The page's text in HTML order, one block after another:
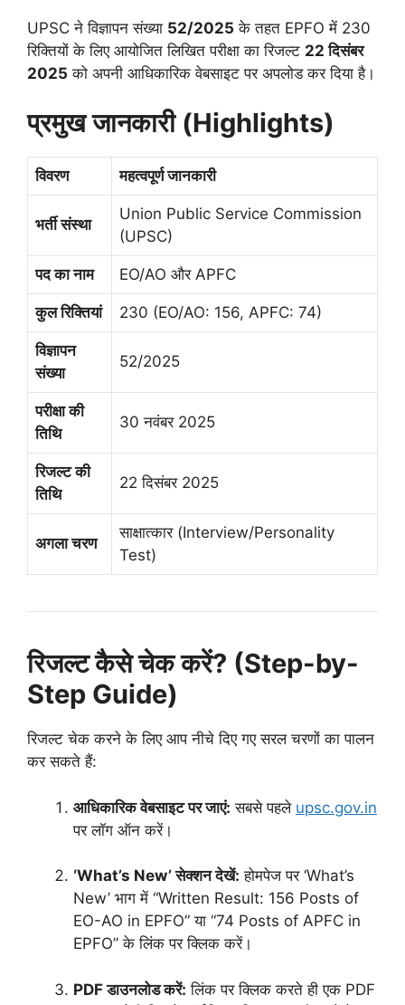
UPSC ने विज्ञापन संख्या 52/2025 के तहत EPFO में 230
रिक्तियों के लिए आयोजित लिखित परीक्षा का रिजल्ट 22 दिसंबर
2025 को अपनी आधिकारिक वेबसाइट पर अपलोड कर दिया है।
प्रमुख जानकारी (Highlights)
विवरण महत्वपूर्ण जानकारी
भर्ती संस्था
Union Public Service Commission
(UPSC)
पद का नाम EO/AO और APFC
कुल रिक्तियां 230 (EO/AO: 156, APFC: 74)
विज्ञापन
संख्या
52/2025
परीक्षा की
तिथि
30 नवंबर 2025
रिजल्ट की
तिथि
22 दिसंबर 2025
अगला चरण
साक्षात्कार (Interview/Personality
Test)
रिजल्ट कैसे चेक करें? (Step-by-
Step Guide)
रिजल्ट चेक करने के लिए आप नीचे दिए गए सरल चरणों का पालन
कर सकते हैं:
आधिकारिक वेबसाइट पर जाएं: सबसे पहले upsc.gov.in
पर लॉग ऑन करें।
‘What’s New’ सेक्शन देखें: होमपेज पर ‘What’s
New’ भाग में “Written Result: 156 Posts of
EO-AO in EPFO” या “74 Posts of APFC in
EPFO” के लिंक पर क्लिक करें।
PDF डाउनलोड करें: लिंक पर क्लिक करते ही एक PDF